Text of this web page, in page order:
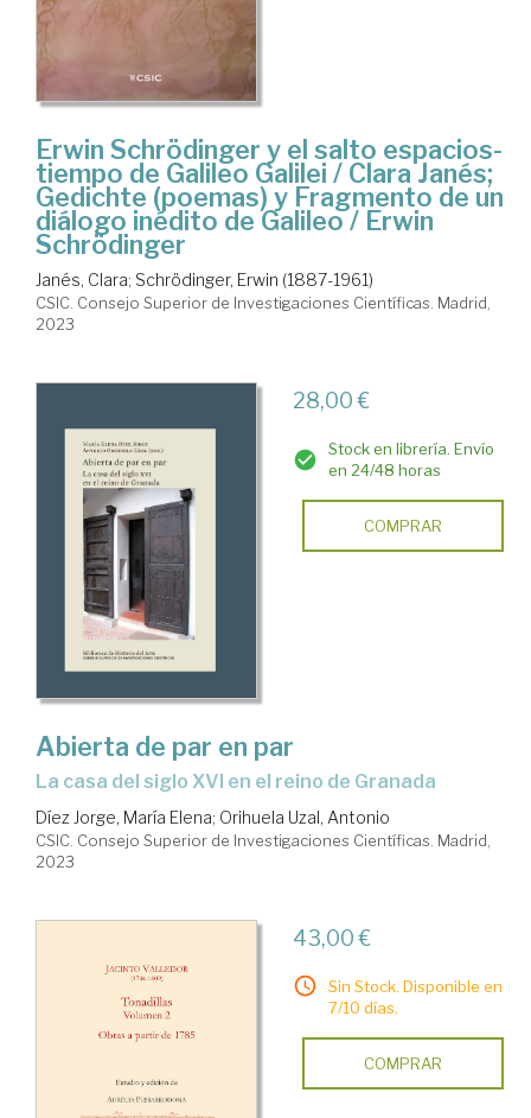
Erwin Schrödinger y el salto espacios-
tiempo de Galileo Galilei / Clara Janés;
Gedichte (poemas) y Fragmento de un
diálogo inédito de Galileo / Erwin
Schrödinger
Janés, Clara; Schrödinger, Erwin (1887-1961)
CSIC. Consejo Superior de Investigaciones Científicas. Madrid,
2023
28,00 €
Stock en librería. Envío
en 24/48 horas
COMPRAR
Abierta de par en par
la casa del siglo XVI en el reino de Granada
Díez Jorge, María Elena; Orihuela Uzal, Antonio
CSIC. Consejo Superior de Investigaciones Científicas. Madrid,
2023
43,00 €
Sin Stock. Disponible en
7/10 días.
COMPRAR